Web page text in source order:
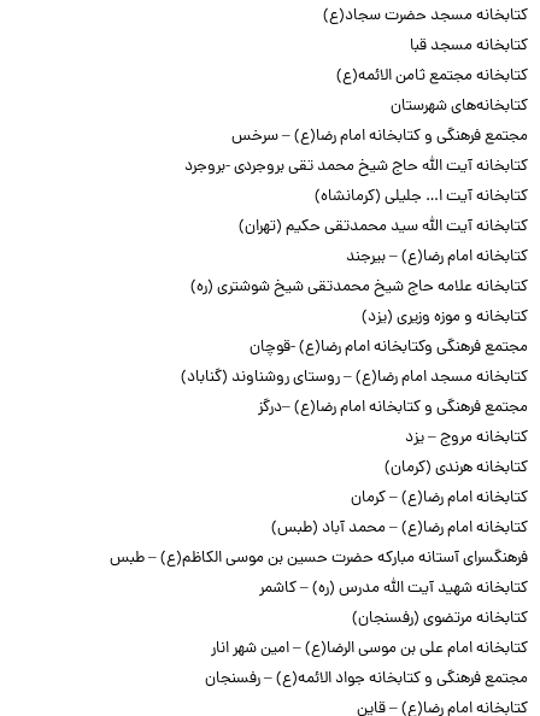
کتابخانه مسجد حضرت سجاد(ع)
کتابخانه مسجد قبا
کتابخانه مجتمع ثامن الائمه(ع)
کتابخانه‌های شهرستان
مجتمع فرهنگی و کتابخانه امام رضا(ع) – سرخس
کتابخانه آیت الله حاج شیخ محمد تقی بروجردی -بروجرد
کتابخانه آیت ا… جلیلی (کرمانشاه)
کتابخانه آیت الله سید محمدتقی حکیم (تهران)
کتابخانه امام رضا(ع) – بیرجند
کتابخانه علامه حاج شیخ محمدتقی شیخ شوشتری (ره)
کتابخانه و موزه وزیری (یزد)
مجتمع فرهنگی وکتابخانه امام رضا(ع) -قوچان
کتابخانه مسجد امام رضا(ع) – روستای روشناوند (گناباد)
مجتمع فرهنگی و کتابخانه امام رضا(ع) –درگز
کتابخانه مروج – یزد
کتابخانه هرندی (کرمان)
کتابخانه امام رضا(ع) – کرمان
کتابخانه امام رضا(ع) – محمد آباد (طبس)
فرهنگسرای آستانه مبارکه حضرت حسین بن موسی الکاظم(ع) – طبس
کتابخانه شهید آیت الله مدرس (ره) – کاشمر
کتابخانه مرتضوی (رفسنجان)
کتابخانه امام علی بن موسی الرضا(ع) – امین شهر انار
مجتمع فرهنگی و کتابخانه جواد الائمه(ع) – رفسنجان
کتابخانه امام رضا(ع) – قاین